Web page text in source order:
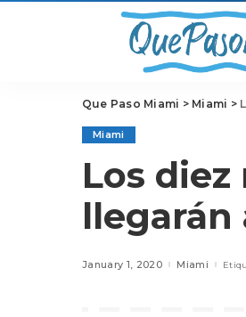
Que Paso Miami > Miami >
Miami
Los
llegarán
January 1, 2020 Miami